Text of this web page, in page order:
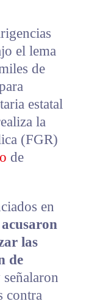
el lema
de
estatal
la
(FGR)
de
en
acusaron
las
de
contra